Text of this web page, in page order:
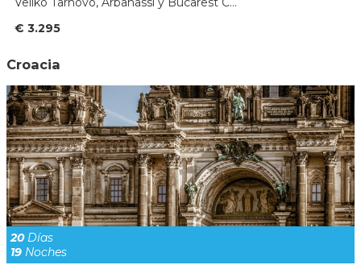
€ 3.295
Croacia
20Días
19 Noches